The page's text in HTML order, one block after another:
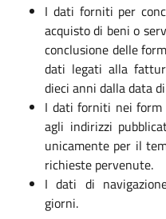
I dati forniti per
acquisto di beni o
conclusione delle
dati legati alla
dieci anni dalla data
I dati forniti nei
agli indirizzi
unicamente per il
richieste pervenute.
I dati di
giorni.